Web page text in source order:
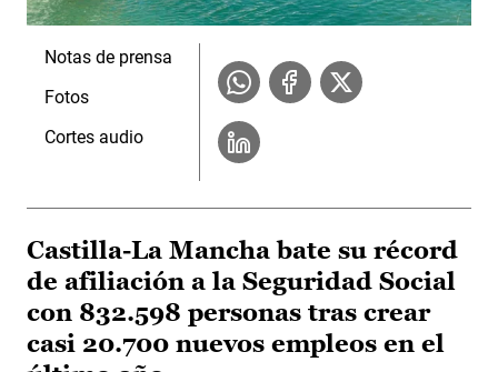
Notas de prensa
Fotos
Cortes audio
Castilla-La Mancha bate su récord
de afiliación a la Seguridad Social
con 832.598 personas tras crear
casi 20.700 nuevos empleos en el